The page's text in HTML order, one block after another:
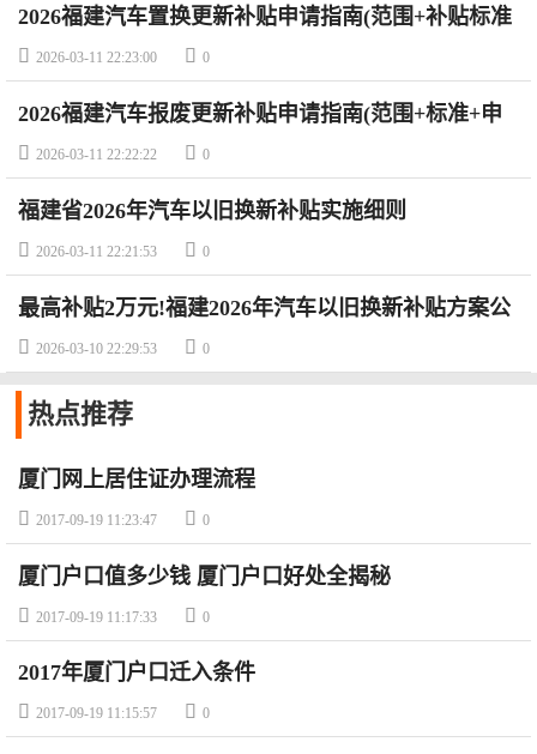
2026福建汽车置换更新补贴申请指南(范围+补贴标准
+申请平台)
 2026-03-11 22:23:00  0
2026福建汽车报废更新补贴申请指南(范围+标准+申
请方式)
 2026-03-11 22:22:22  0
福建省2026年汽车以旧换新补贴实施细则
 2026-03-11 22:21:53  0
最高补贴2万元!福建2026年汽车以旧换新补贴方案公
布
 2026-03-10 22:29:53  0
热点推荐
厦门网上居住证办理流程
 2017-09-19 11:23:47  0
厦门户口值多少钱 厦门户口好处全揭秘
 2017-09-19 11:17:33  0
2017年厦门户口迁入条件
 2017-09-19 11:15:57  0